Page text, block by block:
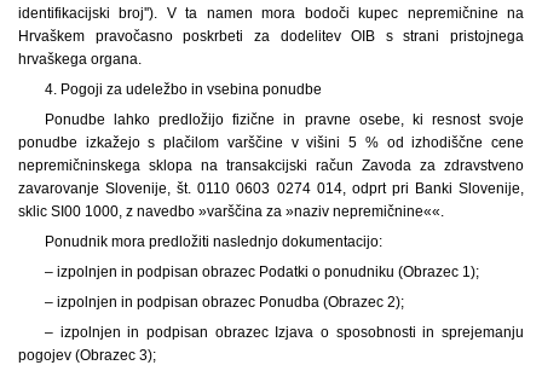
identifikacijski broj''). V ta namen mora bodoči kupec nepremičnine na
Hrvaškem pravočasno poskrbeti za dodelitev OIB s strani pristojnega
hrvaškega organa.
4. Pogoji za udeležbo in vsebina ponudbe
Ponudbe lahko predložijo fizične in pravne osebe, ki resnost svoje
ponudbe izkažejo s plačilom varščine v višini 5 % od izhodiščne cene
nepremičninskega sklopa na transakcijski račun Zavoda za zdravstveno
zavarovanje Slovenije, št. 0110 0603 0274 014, odprt pri Banki Slovenije,
sklic SI00 1000, z navedbo »varščina za »naziv nepremičnine««.
Ponudnik mora predložiti naslednjo dokumentacijo:
– izpolnjen in podpisan obrazec Podatki o ponudniku (Obrazec 1);
– izpolnjen in podpisan obrazec Ponudba (Obrazec 2);
– izpolnjen in podpisan obrazec Izjava o sposobnosti in sprejemanju
pogojev (Obrazec 3);